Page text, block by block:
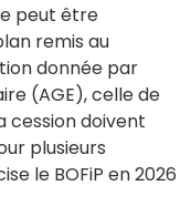
peut être
remis au
donnée par
(AGE), celle de
cession doivent
plusieurs
le BOFiP en 2026